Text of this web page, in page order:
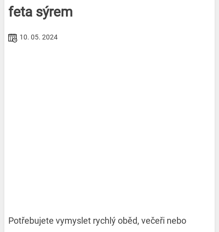
feta sýrem
10. 05. 2024
Potřebujete vymyslet rychlý oběd, večeři nebo